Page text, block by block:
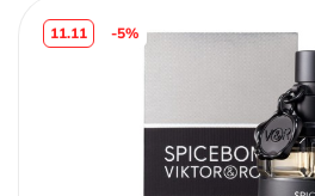
11.11 -5%